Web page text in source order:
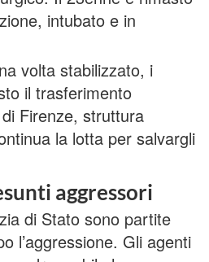
intubato e in
volta stabilizzato, i
il trasferimento
Firenze, struttura
la lotta per salvargli
aggressori
di Stato sono partite
l’aggressione. Gli agenti